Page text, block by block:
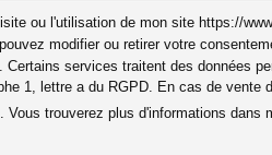
ou l'utilisation de mon site https://
modifier ou retirer votre
services traitent des données
1, lettre a du RGPD. En cas de
. Vous trouverez plus d'informations dans